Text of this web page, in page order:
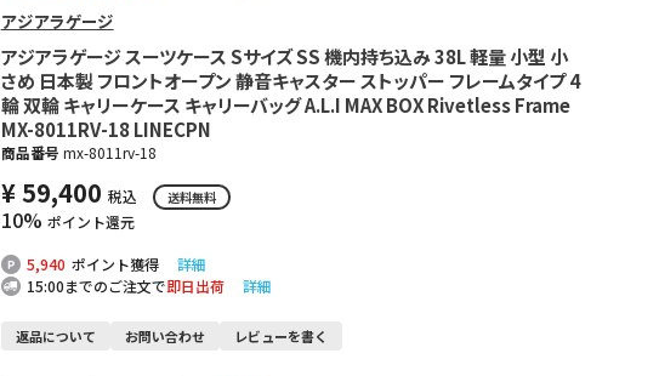
アジアラゲージ
アジアラゲージ スーツケース Sサイズ SS 機内持ち込み 38L 軽量 小型 小
さめ 日本製 フロントオープン 静音キャスター ストッパー フレームタイプ 4
輪 双輪 キャリーケース キャリーバッグ A.L.I MAX BOX Rivetless Frame
MX-8011RV-18 LINECPN
商品番号 mx-8011rv-18
¥59,400 税込 送料無料
10% ポイント還元
5,940 ポイント獲得
詳細
15:00までのご注文で即日出荷 詳細
返品について お問い合わせ レビューを書く